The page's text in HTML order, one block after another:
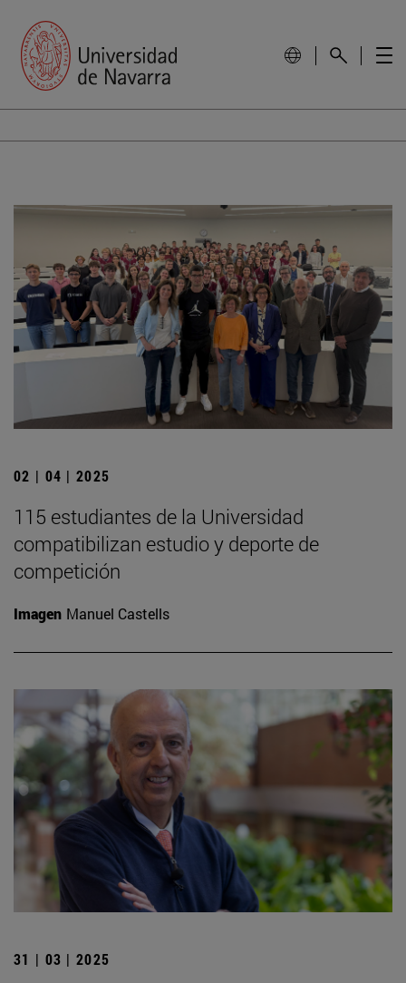
02 | 04 | 2025
115 estudiantes de la Universidad
compatibilizan estudio y deporte de
competición
Imagen Manuel Castells
31 | 03 | 2025